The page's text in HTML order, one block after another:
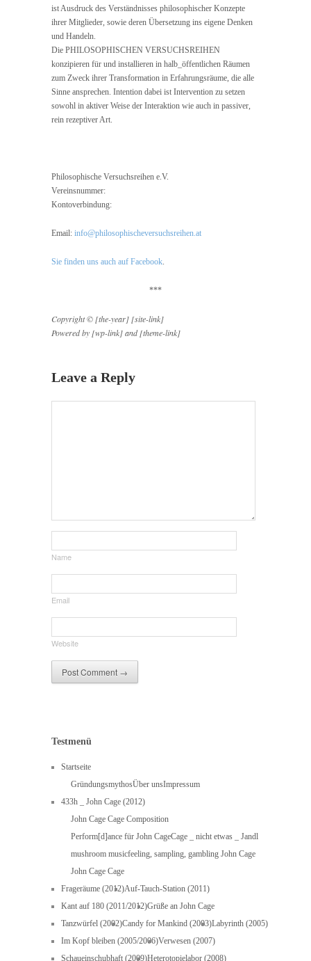
ist Ausdruck des Verständnisses philosophischer Konzepte
ihrer Mitglieder, sowie deren Übersetzung ins eigene Denken
und Handeln.
Die PHILOSOPHISCHEN VERSUCHSREIHEN
konzipieren für und installieren in halb_öffentlichen Räumen
zum Zweck ihrer Transformation in Erfahrungsräume, die alle
Sinne ansprechen. Intention dabei ist Intervention zu setzen
sowohl in aktiver Weise der Interaktion wie auch in passiver,
rein rezeptiver Art.
Philosophische Versuchsreihen e.V.
Vereinsnummer:
Kontoverbindung:
Email: info@philosophischeversuchsreihen.at
Sie finden uns auch auf Facebook.
***
Copyright © [the-year] [site-link]
Powered by [wp-link] and [theme-link]
Leave a Reply
Name
Email
Website
Testmenü
Startseite
GründungsmythosÜber unsImpressum
433h _ John Cage (2012)
John Cage Cage Composition
Perform[d]ance für John CageCage _ nicht etwas _ Jandl
mushroom musicfeeling, sampling, gambling John Cage
John Cage Cage
Frageräume (2012)Auf-Tauch-Station (2011)
Kant auf 180 (2011/2012)Grüße an John Cage
Tanzwürfel (2002)Candy for Mankind (2003)Labyrinth (2005)
Im Kopf bleiben (2005/2006)Verwesen (2007)
Schaueinschubhaft (2009)Heterotopielabor (2008)